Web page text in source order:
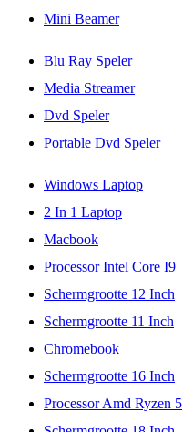
Mini Beamer
Blu Ray Speler
Media Streamer
Dvd Speler
Portable Dvd Speler
Windows Laptop
2 In 1 Laptop
Macbook
Processor Intel Core I9
Schermgrootte 12 Inch
Schermgrootte 11 Inch
Chromebook
Schermgrootte 16 Inch
Processor Amd Ryzen 5